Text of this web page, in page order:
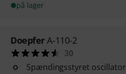
på lager
DoepferA-110-2
30
Spændingsstyret oscillator